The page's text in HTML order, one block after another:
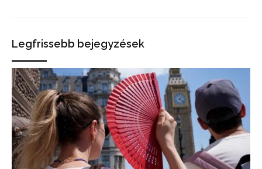
Legfrissebb bejegyzések